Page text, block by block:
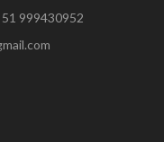
51 999430952